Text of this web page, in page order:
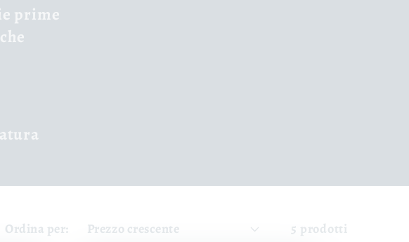
prime
Ordina per: 5 prodotti